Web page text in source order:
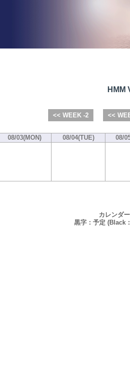
HMM
<< WEEK -2 <<
08/03(MON) 08/04(TUE) 08/
カレンダ
黒字：予定